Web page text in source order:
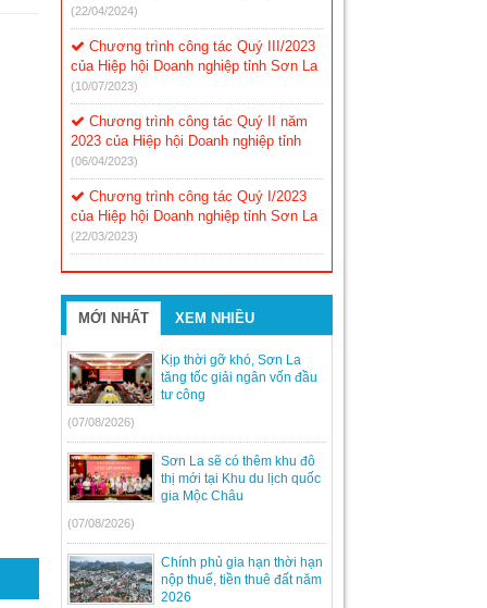
(22/04/2024)
Chương trình công tác Quý III/2023
của Hiệp hội Doanh nghiệp tỉnh Sơn La
(10/07/2023)
Chương trình công tác Quý II năm
2023 của Hiệp hội Doanh nghiệp tỉnh
(06/04/2023)
Chương trình công tác Quý I/2023
của Hiệp hội Doanh nghiệp tỉnh Sơn La
(22/03/2023)
MỚI NHẤT XEM NHIỀU
Kịp thời gỡ khó, Sơn La
tăng tốc giải ngân vốn đầu
tư công
(07/08/2026)
Sơn La sẽ có thêm khu đô
thị mới tại Khu du lịch quốc
gia Mộc Châu
(07/08/2026)
Chính phủ gia hạn thời hạn
nộp thuế, tiền thuê đất năm
2026